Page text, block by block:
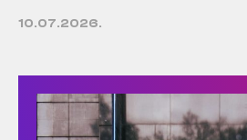
10.07.2026.